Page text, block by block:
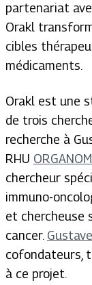
partenariat
Orakl
cibles
médicaments.
Orakl est une
de trois
recherche à
RHU
chercheur
immuno-
et chercheuse
cancer.
cofondateurs,
à ce projet.